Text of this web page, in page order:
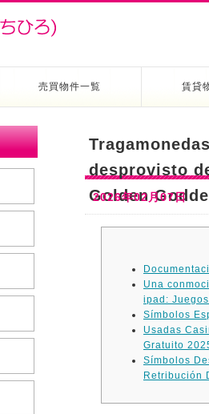
売買物件一覧 賃貸
desprovisto
Golden
2026年02月07日
Una
ipad:
Símbolos
Usadas
Gratuito
Símbolos
Retribución